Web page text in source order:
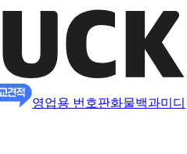
영업용 번호판화물백과미디